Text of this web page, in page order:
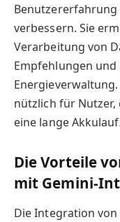
verbessern. Sie
Verarbeitung von
Empfehlungen
nützlich für
eine lange
Die Vorteile
mit Gemini-
Die Integration